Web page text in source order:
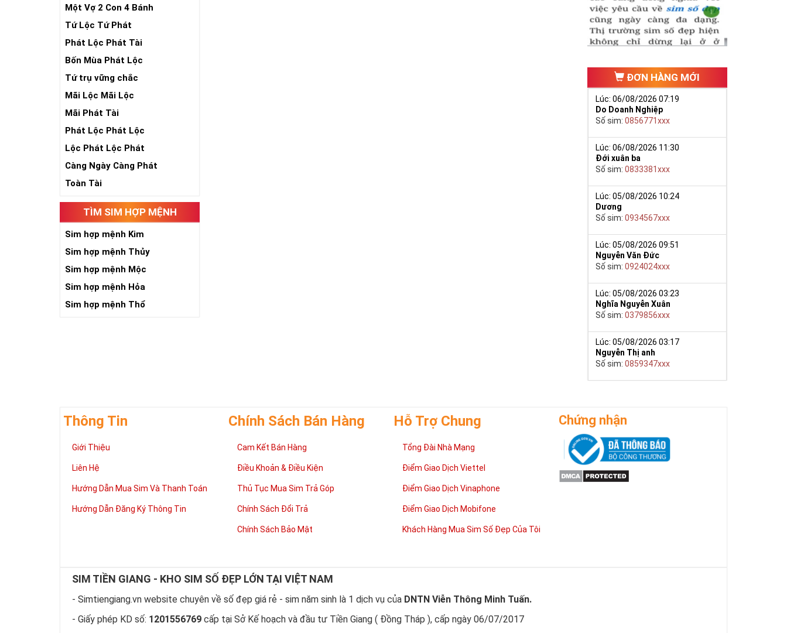
Một Vợ 2 Con 4 Bánh
Tứ Lộc Tứ Phát
Phát Lộc Phát Tài
Bốn Mùa Phát Lộc
Tứ trụ vững chắc
Mãi Lộc Mãi Lộc
Mãi Phát Tài
Phát Lộc Phát Lộc
Lộc Phát Lộc Phát
Càng Ngày Càng Phát
Toàn Tài
TÌM SIM HỢP MỆNH
Sim hợp mệnh Kim
Sim hợp mệnh Thủy
Sim hợp mệnh Mộc
Sim hợp mệnh Hỏa
Sim hợp mệnh Thổ
ĐƠN HÀNG MỚI
Lúc: 06/08/2026 07:19
Do Doanh Nghiệp
Số sim:0856771xxx
Lúc: 06/08/2026 11:30
Đới xuân ba
Số sim:0833381xxx
Lúc: 05/08/2026 10:24
Dương
Số sim:0934567xxx
Lúc: 05/08/2026 09:51
Nguyễn Văn Đức
Số sim:0924024xxx
Lúc: 05/08/2026 03:23
Nghĩa Nguyễn Xuân
Số sim:0379856xxx
Lúc: 05/08/2026 03:17
Nguyễn Thị anh
Số sim:0859347xxx
Thông Tin
Giới Thiệu
Liên Hệ
Hướng Dẫn Mua Sim Và Thanh Toán
Hướng Dẫn Đăng Ký Thông Tin
Chính Sách Bán Hàng
Cam Kết Bán Hàng
Điều Khoản & Điều Kiện
Thủ Tục Mua Sim Trả Góp
Chính Sách Đổi Trả
Chính Sách Bảo Mật
Hỗ Trợ Chung
Tổng Đài Nhà Mạng
Điểm Giao Dịch Viettel
Điểm Giao Dịch Vinaphone
Điểm Giao Dịch Mobifone
Khách Hàng Mua Sim Số Đẹp Của Tôi
Chứng nhận
SIM TIỀN GIANG - KHO SIM SỐ ĐẸP LỚN TẠI VIỆT NAM
- Simtiengiang.vn website chuyên về số đẹp giá rẻ - sim năm sinh là 1 dịch vụ của DNTN Viễn Thông Minh Tuấn.
- Giấy phép KD số: 1201556769 cấp tại Sở Kế hoạch và đầu tư Tiền Giang ( Đồng Tháp ), cấp ngày 06/07/2017